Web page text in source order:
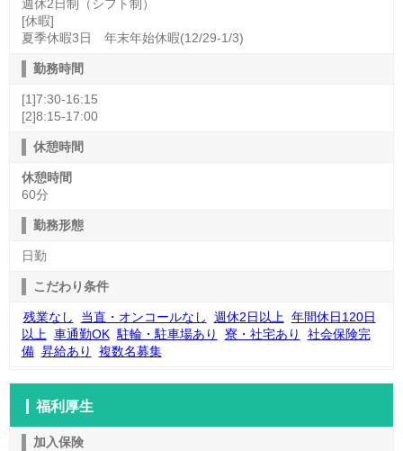
週休2日制（シフト制）
[休暇]
夏季休暇3日 年末年始休暇(12/29-1/3)
勤務時間
[1]7:30-16:15
[2]8:15-17:00
休憩時間
休憩時間
60分
勤務形態
日勤
こだわり条件
残業なし 当直・オンコールなし 週休2日以上 年間休日120日
以上 車通勤OK 駐輪・駐車場あり 寮・社宅あり
社会保険完
備 昇給あり 複数名募集
福利厚生
加入保険